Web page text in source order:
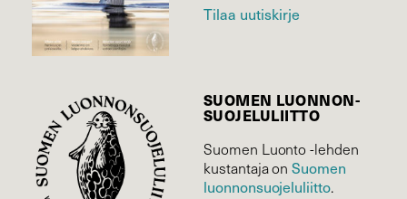
Tilaa uutiskirje
SUOMEN LUONNON­
SUOJELU­LIITTO
Suomen Luonto -lehden
kustantaja onSuomen
luonnonsuojelu­liitto.